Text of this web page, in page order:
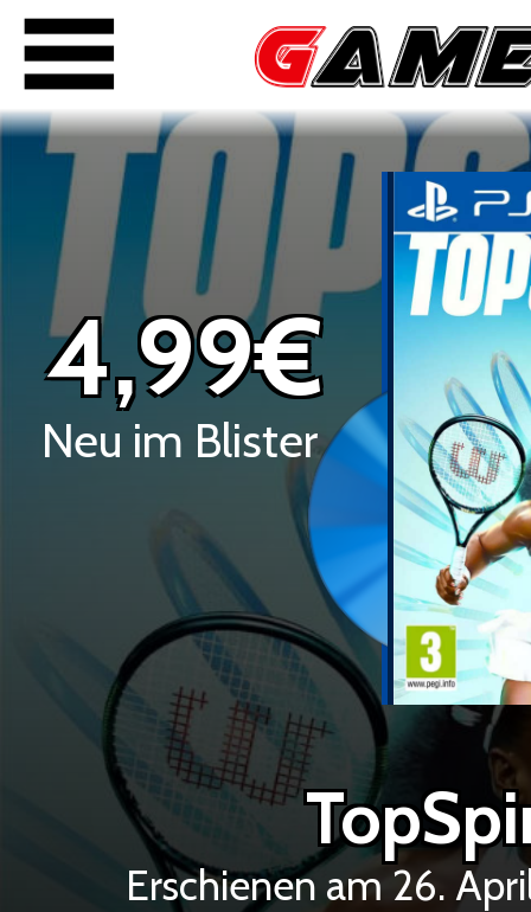
4,99€
Neu im Blister
Erschienen am 26.